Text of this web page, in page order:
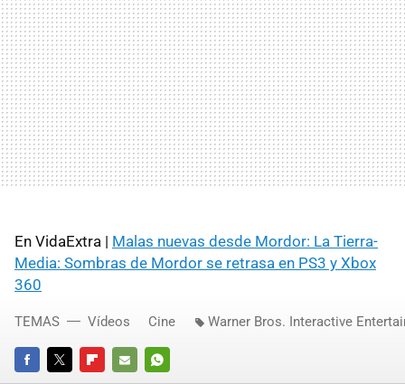
En VidaExtra | Malas nuevas desde Mordor: La Tierra-
Media: Sombras de Mordor se retrasa en PS3 y Xbox
360
TEMAS Vídeos Cine Warner Bros. Interactive